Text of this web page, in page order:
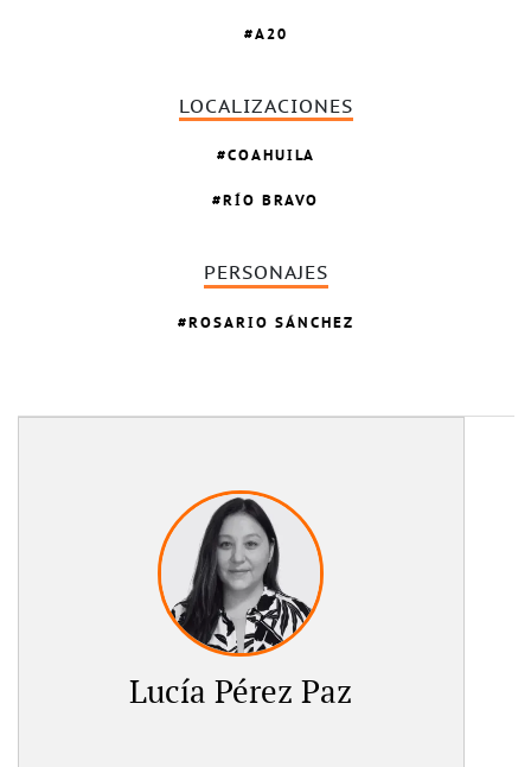
A20
LOCALIZACIONES
COAHUILA
RÍO BRAVO
PERSONAJES
ROSARIO SÁNCHEZ
Lucía Pérez Paz